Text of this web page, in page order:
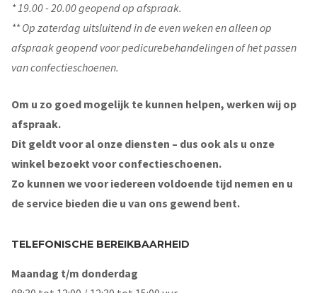
* 19.00 - 20.00 geopend op afspraak.
** Op zaterdag uitsluitend in de even weken en alleen op
afspraak geopend voor pedicurebehandelingen of het passen
van confectieschoenen.
Om u zo goed mogelijk te kunnen helpen, werken wij op
afspraak.
Dit geldt voor al onze diensten – dus ook als u onze
winkel bezoekt voor confectieschoenen.
Zo kunnen we voor iedereen voldoende tijd nemen en u
de service bieden die u van ons gewend bent.
TELEFONISCHE BEREIKBAARHEID
Maandag t/m donderdag